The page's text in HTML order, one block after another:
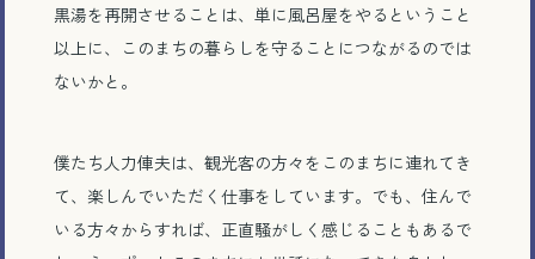
黒湯を再開させることは、単に風呂屋をやるということ
以上に、このまちの暮らしを守ることにつながるのでは
ないかと。
僕たち人力俥夫は、観光客の方々をこのまちに連れてき
て、楽しんでいただく仕事をしています。でも、住んで
いる方々からすれば、正直騒がしく感じることもあるで